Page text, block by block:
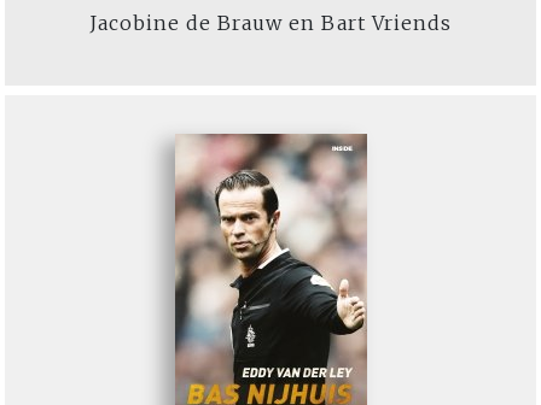
Jacobine de Brauw en Bart Vriends